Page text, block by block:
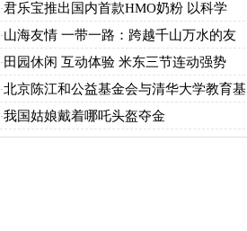
·君乐宝推出国内首款HMO奶粉 以科学
·山海友情 一带一路：跨越千山万水的友
· 田园休闲 互动体验 米东三节连动强势
·北京陈江和公益基金会与清华大学教育基
·我国姑娘戴着哪吒头盔夺金